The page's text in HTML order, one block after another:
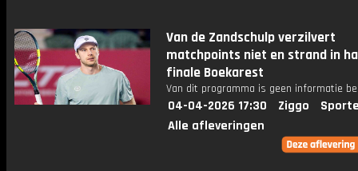
Van de Zandschulp verzilvert
matchpoints niet en strand in
finale Boekarest
Van dit programma is geen informatie
04-04-2026 17:30 Ziggo
Alle afleveringen